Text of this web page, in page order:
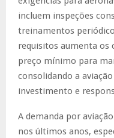
incluem inspeções
treinamentos
requisitos aumenta os
preço mínimo para
consolidando a
investimento e
A demanda por
nos últimos anos,